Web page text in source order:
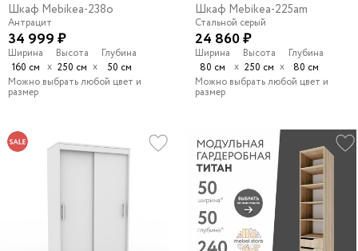
Шкаф Mebikea-238o
Антрацит
34 999 ₽
Ширина
160 см х
Высота
250 см х
Глубина
50 см
Можно выбрать любой цвет и
размер
Шкаф Mebikea-225am
Стальной серый
24 860 ₽
Ширина
80 см
х
Высота
250 см х
Глубина
80 см
Можно выбрать любой цвет и
размер